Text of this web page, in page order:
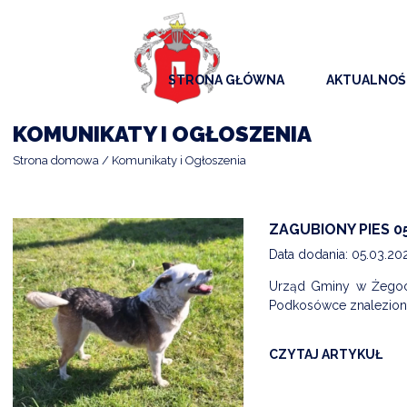
STRONA GŁÓWNA
KOMUNIKATY I OGŁOSZENIA
Strona domowa Komunikaty i Ogłoszenia
ZAGUBIONY PIES
Data dodania:
Urząd Gminy w
Podkosówce
CZYTAJ ARTYKUŁ